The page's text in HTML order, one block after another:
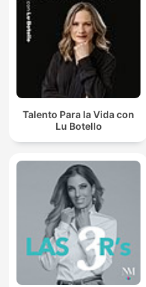
Talento Para la Vida con
Lu Botello